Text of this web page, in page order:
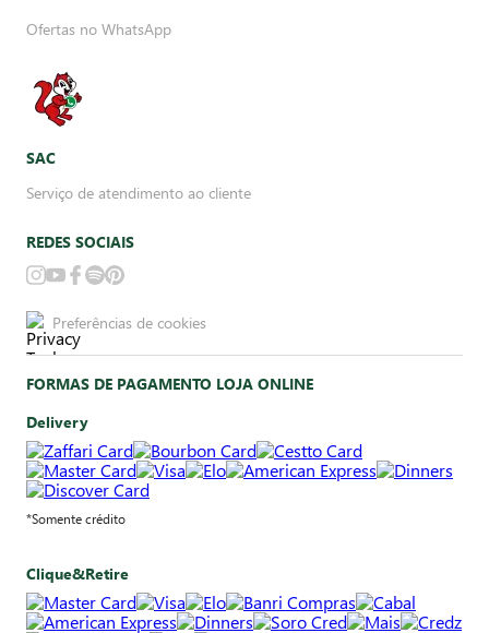
Ofertas no WhatsApp
SAC
Serviço de atendimento ao cliente
REDES SOCIAIS
Preferências de cookies
FORMAS DE PAGAMENTO LOJA ONLINE
Delivery
*Somente crédito
Clique&Retire